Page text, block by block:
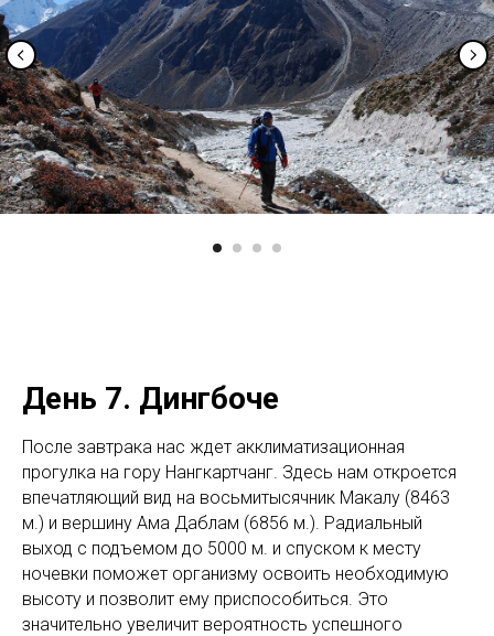
День 7. Дингбоче
После завтрака нас ждет акклиматизационная
прогулка на гору Нангкартчанг. Здесь нам откроется
впечатляющий вид на восьмитысячник Макалу (8463
м.) и вершину Ама Даблам (6856 м.). Радиальный
выход с подъемом до 5000 м. и спуском к месту
ночевки поможет организму освоить необходимую
высоту и позволит ему приспособиться. Это
значительно увеличит вероятность успешного